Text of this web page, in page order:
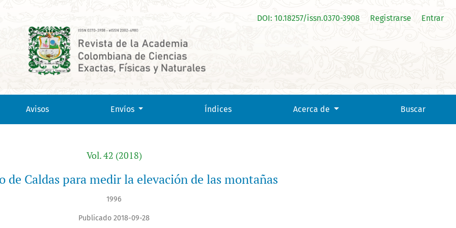
Avisos Envíos Índices Acerca de Buscar
DOI: 10.18257/issn.0370-3908 Registrarse Entrar
Vol. 42 (2018)
de Caldas para medir la elevación de las montañas
1996
Publicado 2018-09-28